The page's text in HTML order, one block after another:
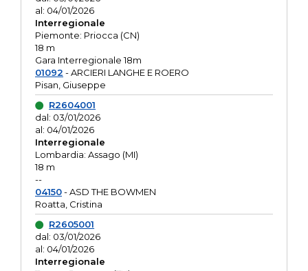
al: 04/01/2026
Interregionale
Piemonte: Priocca (CN)
18 m
Gara Interregionale 18m
01092 - ARCIERI LANGHE E ROERO
Pisan, Giuseppe
R2604001
dal: 03/01/2026
al: 04/01/2026
Interregionale
Lombardia: Assago (MI)
18 m
--
04150- ASD THE BOWMEN
Roatta, Cristina
R2605001
dal: 03/01/2026
al: 04/01/2026
Interregionale